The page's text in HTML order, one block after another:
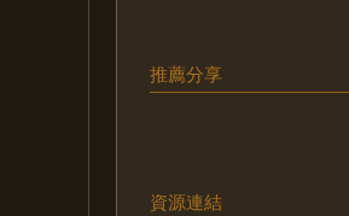
推薦分享
資源連結